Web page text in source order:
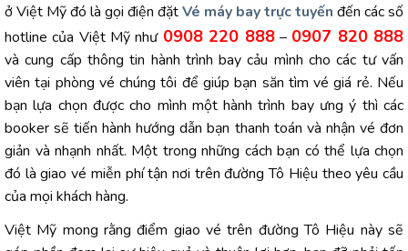
ở Việt Mỹ đó là gọi điện đặtVé máy bay trực tuyến đến các số
hotline của Việt Mỹ như 0908 220 888– 0907 820 888
và cung cấp thông tin hành trình bay cảu mình cho các tư vấn
viên tại phòng vé chúng tôi để giúp bạn săn tìm vé giá rẻ. Nếu
bạn lựa chọn được cho mình một hành trình bay ưng ý thì các
booker sẽ tiến hành hướng dẫn bạn thanh toán và nhận vé đơn
giản và nhạnh nhất. Một trong những cách bạn có thể lựa chọn
đó là giao vé miễn phí tận nơi trên đường Tô Hiệu theo yêu cầu
của mọi khách hàng.
Việt Mỹ mong rằng điểm giao vé trên đường Tô Hiệu này sẽ